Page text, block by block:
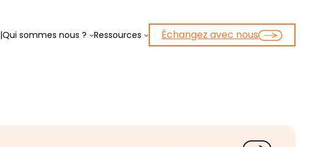
|Qui sommes nous ? Ressources Échangez avec nous